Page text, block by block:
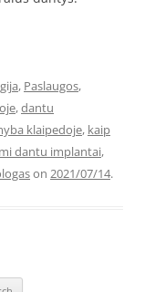
, Paslaugos,
,dantu
klaipedoje, kaip
dantu implantai,
on 2021/07/14.